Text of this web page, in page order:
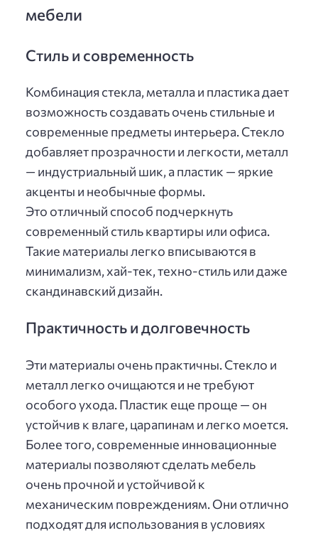
мебели
Стиль и современность
Комбинация стекла, металла и пластика дает
возможность создавать очень стильные и
современные предметы интерьера. Стекло
добавляет прозрачности и легкости, металл
— индустриальный шик, а пластик — яркие
акценты и необычные формы.
Это отличный способ подчеркнуть
современный стиль квартиры или офиса.
Такие материалы легко вписываются в
минимализм, хай-тек, техно-стиль или даже
скандинавский дизайн.
Практичность и долговечность
Эти материалы очень практичны. Стекло и
металл легко очищаются и не требуют
особого ухода. Пластик еще проще — он
устойчив к влаге, царапинам и легко моется.
Более того, современные инновационные
материалы позволяют сделать мебель
очень прочной и устойчивой к
механическим повреждениям. Они отлично
подходят для использования в условиях